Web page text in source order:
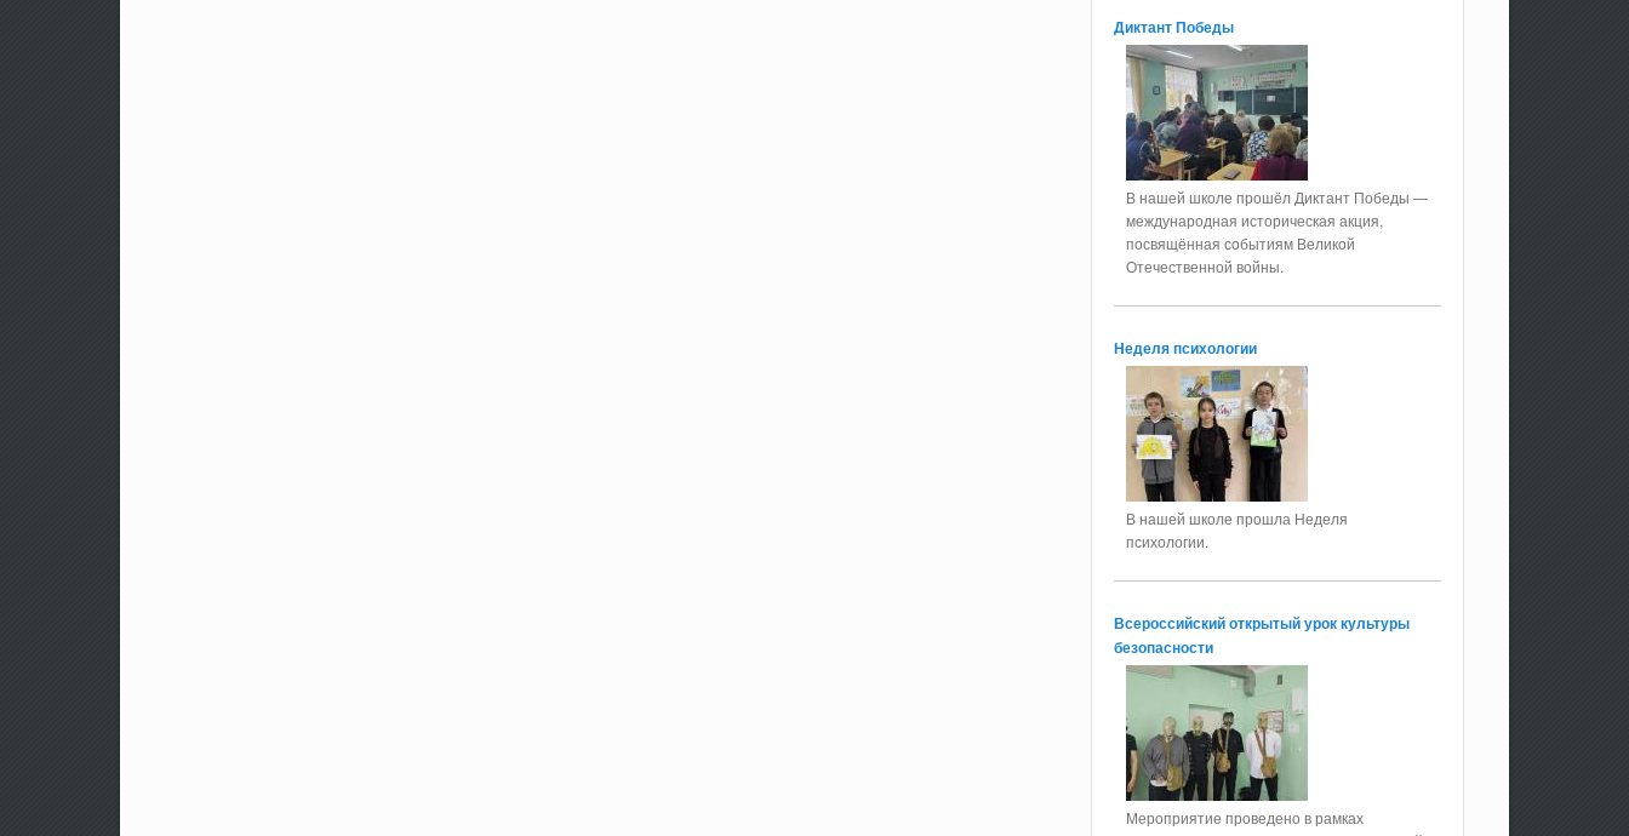
Диктант Победы
В нашей школе прошёл Диктант Победы —
международная историческая акция,
посвящённая событиям Великой
Отечественной войны.
Неделя психологии
В нашей школе прошла Неделя
психологии.
Всероссийский открытый урок культуры
безопасности
Мероприятие проведено в рамках